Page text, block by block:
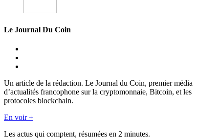
Le Journal Du Coin
Un article de la rédaction. Le Journal du Coin, premier média
d’actualités francophone sur la cryptomonnaie, Bitcoin, et les
protocoles blockchain.
En voir +
Les actus qui comptent, résumées en 2 minutes.